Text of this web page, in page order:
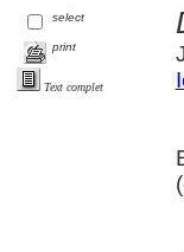
select
print
Text complet